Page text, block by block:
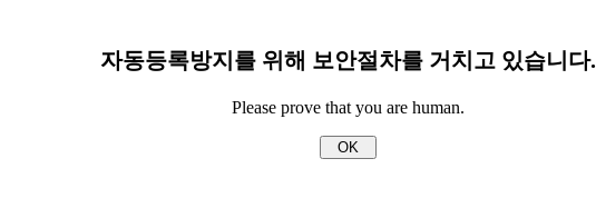
자동등록방지를 위해 보안절차를 거치고 있습니다.
Please prove that you are human.